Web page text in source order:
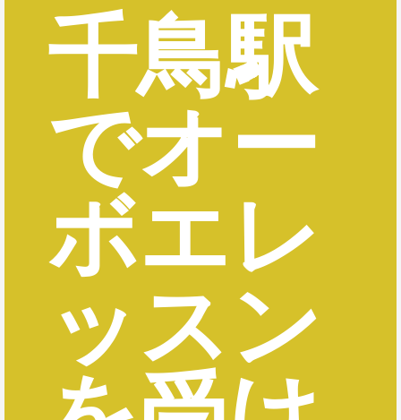
千鳥駅
でオー
ボエレ
ッスン